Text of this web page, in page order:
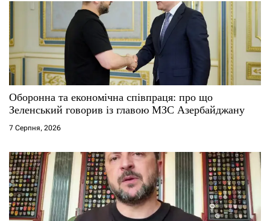
Оборонна та економічна співпраця: про що
Зеленський говорив із главою МЗС Азербайджану
7 Серпня, 2026